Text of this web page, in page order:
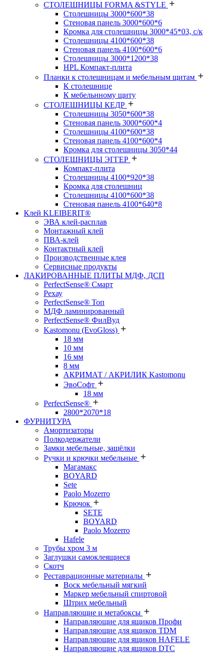
СТОЛЕШНИЦЫ FORMA &STYLE
Столешницы 3000*600*38
Стеновая панель 3000*600*6
Кромка для столешницы 3000*45*03, с/к
Столешницы 4100*600*38
Стеновая панель 4100*600*6
Столешницы 3000*1200*38
HPL Компакт-плита
Планки к столешницам и мебельным щитам
К столешнице
К мебельнному щиту
СТОЛЕШНИЦЫ КЕДР
Столешницы 3050*600*38
Стеновая панель 3000*600*4
Столешницы 4100*600*38
Стеновая панель 4100*600*4
Кромка для столешницы 3050*44
СТОЛЕШНИЦЫ ЭГГЕР
Компакт-плита
Столешницы 4100*920*38
Кромка для столешниц
Столешницы 4100*600*38
Стеновая панель 4100*640*8
Клей KLEIBERIT®
ЭВА клей-расплав
Монтажный клей
ПВА-клей
Контактный клей
Производственные клея
Сервисные продукты
ЛАКИРОВАННЫЕ ПЛИТЫ МДФ, ДСП
PerfectSense® Смарт
Рехау
PerfectSense® Топ
МДФ ламинированный
PerfectSense® ФилВуд
Kastomonu (EvoGloss)
18 мм
10 мм
16 мм
8 мм
АКРИМАТ / АКРИЛИК Kastomonu
ЭвоСофт
18 мм
PerfectSense®
2800*2070*18
ФУРНИТУРА
Амортизаторы
Полкодержатели
Замки мебельные, защёлки
Ручки и крючки мебельные
Магамакс
BOYARD
Sete
Paolo Mozerro
Крючок
SETE
BOYARD
Paolo Mozerro
Hafele
Трубы хром 3 м
Заглушки самоклеящиеся
Скотч
Реставрационные материалы
Воск мебельный мягкий
Маркер мебельный спиртовой
Штрих мебельный
Направляющие и метабоксы
Направляющие для ящиков Профи
Направляющие для ящиков TDM
Направляющие для ящиков HAFELE
Направляющие для ящиков DTC